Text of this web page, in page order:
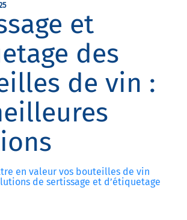
et
des
de vin :
en valeur vos bouteilles de vin
de sertissage et d’étiquetage